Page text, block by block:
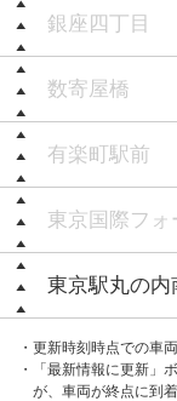
銀座四丁目
数寄屋橋
有楽町駅前
東京国際フォ
東京駅丸の内
・更新時刻時点での車
・「最新情報に更新」
が、車両が終点に到